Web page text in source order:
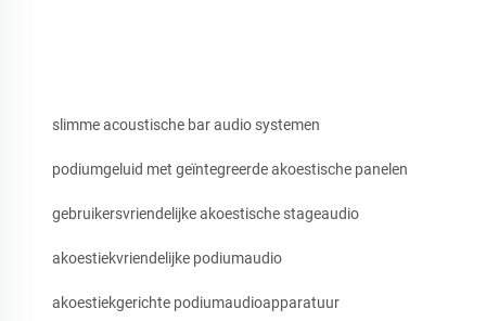
slimme acoustische bar audio systemen
podiumgeluid met geïntegreerde akoestische panelen
gebruikersvriendelijke akoestische stageaudio
akoestiekvriendelijke podiumaudio
akoestiekgerichte podiumaudioapparatuur